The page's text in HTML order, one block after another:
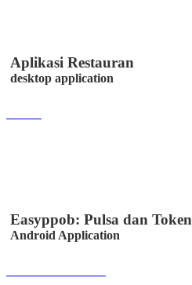
Aplikasi Restauran
desktop application
Easyppob: Pulsa dan Token
Android Application